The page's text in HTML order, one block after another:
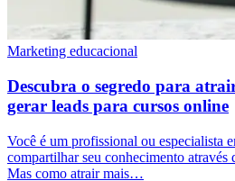
Marketing educacional
Descubra o segredo para
gerar leads para cursos online
Você é um profissional ou especialista
compartilhar seu conhecimento através
Mas como atrair mais…